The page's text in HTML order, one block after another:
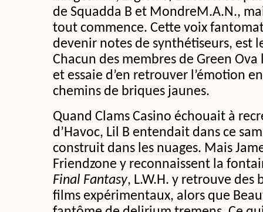
de Squadda B et MondreM.A.N.,
tout commence. Cette voix
devenir notes de synthétiseurs, est
Chacun des membres de Green
et essaie d’en retrouver l’émotion
chemins de briques jaunes.
Quand Clams Casino échouait à
d’Havoc, Lil B entendait dans ce
construit dans les nuages. Mais
Friendzone y reconnaissent la
Final Fantasy, L.W.H. y retrouve des
films expérimentaux, alors que